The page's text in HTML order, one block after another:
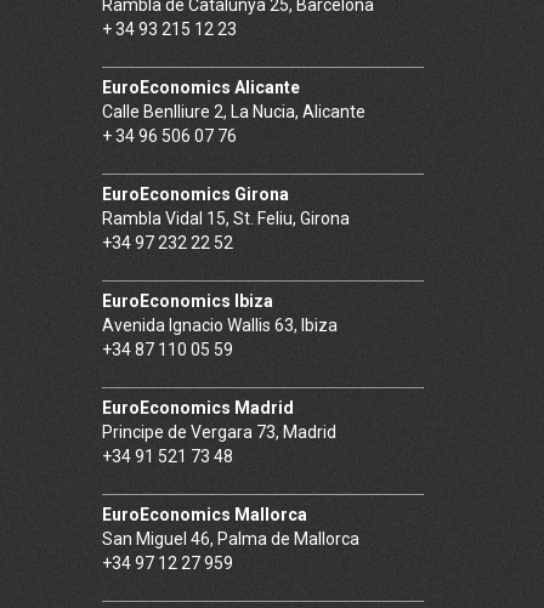
Rambla de Catalunya 25, Barcelona
+ 34 93 215 12 23
EuroEconomics Alicante
Calle Benlliure 2, La Nucia, Alicante
+ 34 96 506 07 76
EuroEconomics Girona
Rambla Vidal 15, St. Feliu, Girona
+34 97 232 22 52
EuroEconomics Ibiza
Avenida Ignacio Wallis 63, Ibiza
+34 87 110 05 59
EuroEconomics Madrid
Principe de Vergara 73, Madrid
+34 91 521 73 48
EuroEconomics Mallorca
San Miguel 46, Palma de Mallorca
+34 97 12 27 959